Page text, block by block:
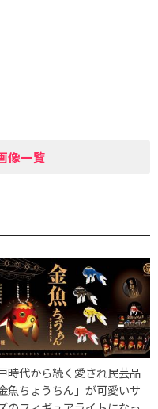
像一覧
時代から続く愛され民芸品
金魚ちょうちん」が可愛いサ